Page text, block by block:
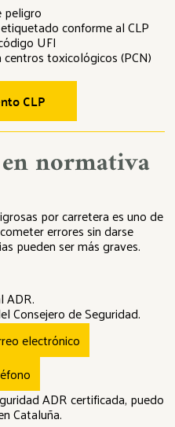
peligro
conforme al CLP
UFI
toxicológicos (PCN)
CLP
normativa
por carretera es uno de
errores sin darse
pueden ser más graves.
ADR.
Consejero de Seguridad.
ADR.
transporte y
ADR certificada, puedo
Cataluña.
electrónico